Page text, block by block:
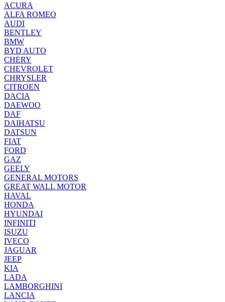
ACURA
ALFA ROMEO
AUDI
BENTLEY
BMW
BYD AUTO
CHERY
CHEVROLET
CHRYSLER
CITROEN
DACIA
DAEWOO
DAF
DAIHATSU
DATSUN
FIAT
FORD
GAZ
GEELY
GENERAL MOTORS
GREAT WALL MOTOR
HAVAL
HONDA
HYUNDAI
INFINITI
ISUZU
IVECO
JAGUAR
JEEP
KIA
LADA
LAMBORGHINI
LANCIA